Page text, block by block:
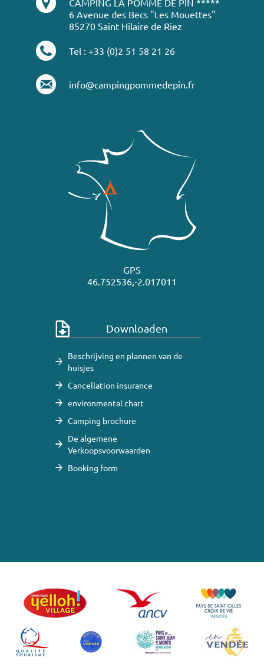
6 Avenue des Becs "Les Mouettes"
85270 Saint Hilaire de Riez
Tel : +33 (0)2 51 58 21 26
info@campingpommedepin.fr
GPS
46.752536,-2.017011
Downloaden
Beschrijving en plannen van de
huisjes
Cancellation insurance
environmental chart
Camping brochure
De algemene
Verkoopsvoorwaarden
Booking form